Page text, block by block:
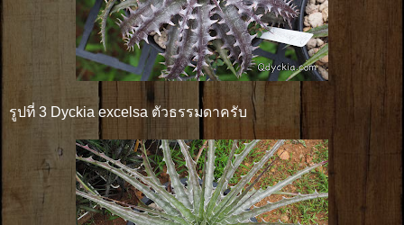
รูปที่ 3 Dyckia excelsa ตัวธรรมดาครับ